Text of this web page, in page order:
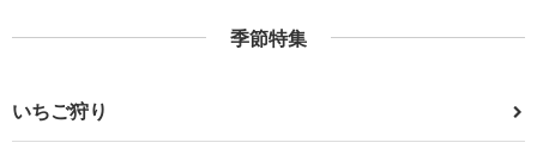
季節特集
いちご狩り